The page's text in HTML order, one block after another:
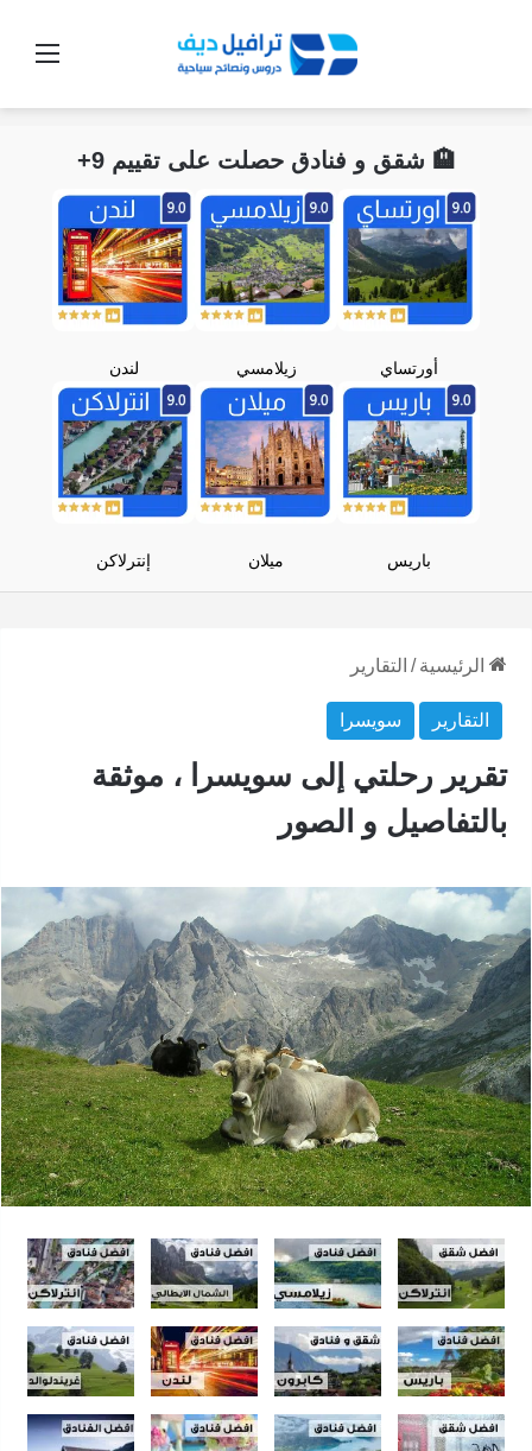
🏨 شقق و فنادق حصلت على تقييم 9+
أورتساي زيلامسي لندن
باريس ميلان إنترلاكن
الرئيسية / التقارير
التقارير سويسرا
تقرير رحلتي إلى سويسرا ، موثقة
بالتفاصيل و الصور